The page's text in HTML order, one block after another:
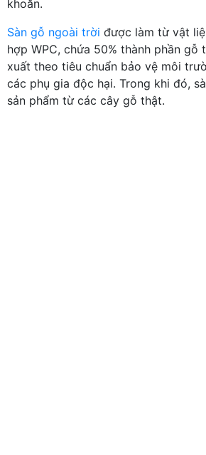
khoăn.
Sàn gỗ ngoài trời được làm từ vật
hợp WPC, chứa 50% thành phần gỗ
xuất theo tiêu chuẩn bảo vệ môi
các phụ gia độc hại. Trong khi đó,
sản phẩm từ các cây gỗ thật.